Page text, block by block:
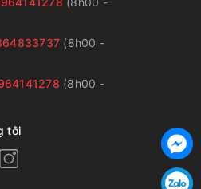
(8h00 -
(8h00 -
tôi